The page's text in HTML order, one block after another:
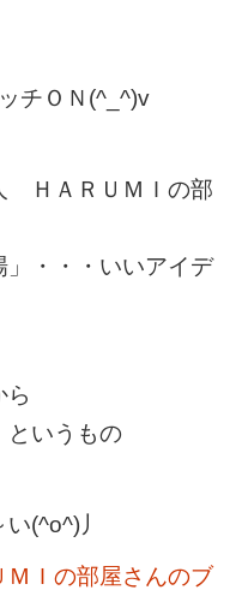
チＯＮ(^_^)v
ＨＡＲＵＭＩの部
・・・いいアイデ
ら
というもの
(^o^)丿
Ｉの部屋さんのブ